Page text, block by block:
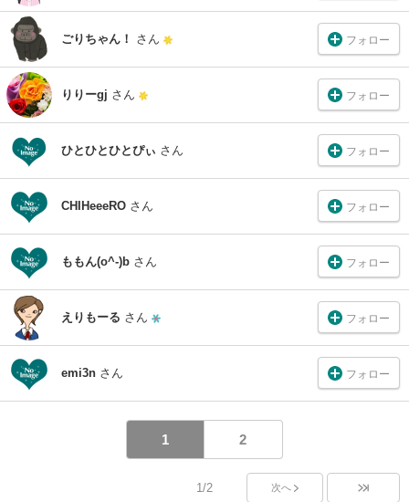
ごりちゃん！ さん フォロー
りりーgj さん フォロー
ひとひとひとぴぃ さん フォロー
CHIHeeeRO さん フォロー
ももん(o^-)b さん フォロー
えりもーる さん フォロー
emi3n さん フォロー
1 2
1/2 次へ